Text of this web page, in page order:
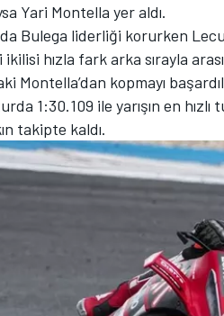
Yari Montella yer aldı.
Bulega liderliği korurken
hızla fark arka sırayla
Montella’dan kopmayı
1:30.109 ile yarışın en
takipte kaldı.